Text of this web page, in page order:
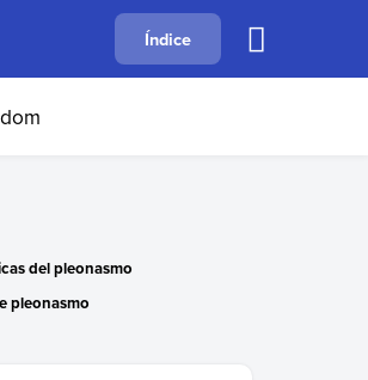
B C F
Índice
del pleonasmo
pleonasmo